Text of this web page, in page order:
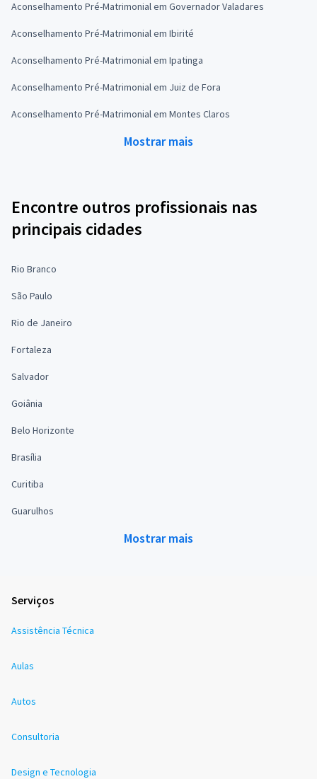
Aconselhamento Pré-Matrimonial em Governador Valadares
Aconselhamento Pré-Matrimonial em Ibirité
Aconselhamento Pré-Matrimonial em Ipatinga
Aconselhamento Pré-Matrimonial em Juiz de Fora
Aconselhamento Pré-Matrimonial em Montes Claros
Mostrar mais
Encontre outros profissionais nas
principais cidades
Rio Branco
São Paulo
Rio de Janeiro
Fortaleza
Salvador
Goiânia
Belo Horizonte
Brasília
Curitiba
Guarulhos
Mostrar mais
Serviços
Assistência Técnica
Aulas
Autos
Consultoria
Design e Tecnologia